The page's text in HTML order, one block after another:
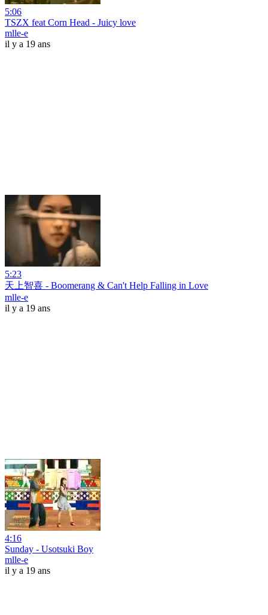
5:06
TSZX feat Corn Head - Juicy love
mlle-e
il y a 19 ans
5:23
天上智喜 - Boomerang & Can't Help Falling in Love
mlle-e
il y a 19 ans
4:16
Sunday - Usotsuki Boy
mlle-e
il y a 19 ans